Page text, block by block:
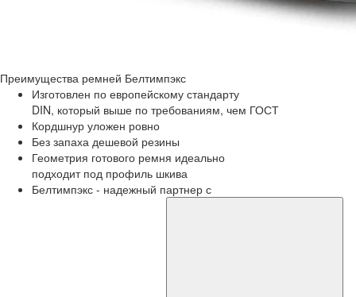
Преимущества ремней Белтимпэкс
Изготовлен по европейскому стандарту
DIN, который выше по требованиям, чем ГОСТ
Кордшнур уложен ровно
Без запаха дешевой резины
Геометрия готового ремня идеально
подходит под профиль шкива
Белтимпэкс - надежный партнер с